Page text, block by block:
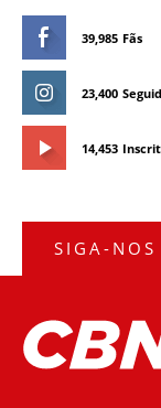
39,985 Fãs
23,400
14,453
SIGA-